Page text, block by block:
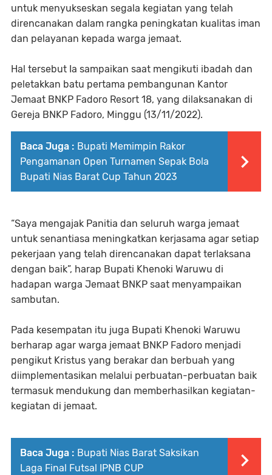
untuk menyukseskan segala kegiatan yang telah
direncanakan dalam rangka peningkatan kualitas iman
dan pelayanan kepada warga jemaat.
Hal tersebut Ia sampaikan saat mengikuti ibadah dan
peletakkan batu pertama pembangunan Kantor
Jemaat BNKP Fadoro Resort 18, yang dilaksanakan di
Gereja BNKP Fadoro, Minggu (13/11/2022).
Baca Juga : Bupati Memimpin Rakor
Pengamanan Open Turnamen Sepak Bola
Bupati Nias Barat Cup Tahun 2023
“Saya mengajak Panitia dan seluruh warga jemaat
untuk senantiasa meningkatkan kerjasama agar setiap
pekerjaan yang telah direncanakan dapat terlaksana
dengan baik”, harap Bupati Khenoki Waruwu di
hadapan warga Jemaat BNKP saat menyampaikan
sambutan.
Pada kesempatan itu juga Bupati Khenoki Waruwu
berharap agar warga jemaat BNKP Fadoro menjadi
pengikut Kristus yang berakar dan berbuah yang
diimplementasikan melalui perbuatan-perbuatan baik
termasuk mendukung dan memberhasilkan kegiatan-
kegiatan di jemaat.
Baca Juga : Bupati Nias Barat Saksikan
Laga Final Futsal IPNB CUP